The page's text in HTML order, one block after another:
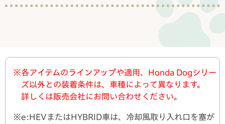
※各アイテムのラインアップや適用、Honda Dogシリー
ズ以外との装着条件は、車種によって異なります。
詳しくは販売会社にお問い合わせください。
※e:HEVまたはHYBRID車は、冷却風取り入れ口を塞が